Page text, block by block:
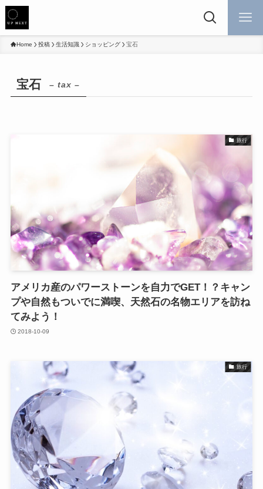
Home 投稿 生活知識 ショッピング 宝石
宝石 – tax –
旅行
アメリカ産のパワーストーンを自力でGET！？キャン
プや自然もついでに満喫、天然石の名物エリアを訪ね
てみよう！
2018-10-09
旅行